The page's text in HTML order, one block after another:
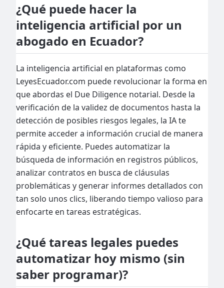
¿Qué puede hacer la
inteligencia artificial por un
abogado en Ecuador?
La inteligencia artificial en plataformas como
LeyesEcuador.com puede revolucionar la forma en
que abordas el Due Diligence notarial. Desde la
verificación de la validez de documentos hasta la
detección de posibles riesgos legales, la IA te
permite acceder a información crucial de manera
rápida y eficiente. Puedes automatizar la
búsqueda de información en registros públicos,
analizar contratos en busca de cláusulas
problemáticas y generar informes detallados con
tan solo unos clics, liberando tiempo valioso para
enfocarte en tareas estratégicas.
¿Qué tareas legales puedes
automatizar hoy mismo (sin
saber programar)?